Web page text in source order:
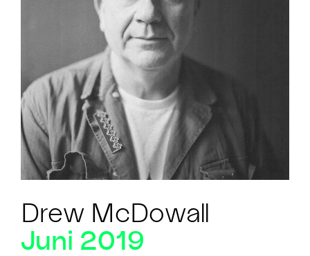
Drew McDowall
Juni 2019